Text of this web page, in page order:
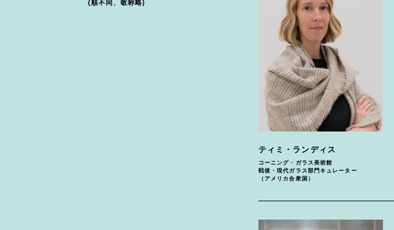
(順不同、敬称略)
ティミ・ランディス
コーニング・ガラス美術館
戦後・現代ガラス部門キュレーター
（アメリカ合衆国）